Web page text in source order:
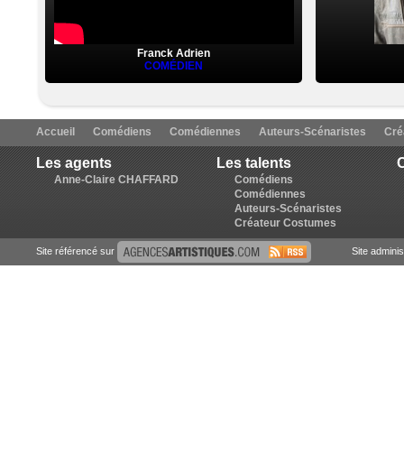
Franck Adrien
COMÉDIEN
Accueil Comédiens Comédiennes Auteurs-Scénaristes
Les agents
Anne-Claire CHAFFARD
Les talents
Comédiens
Comédiennes
Auteurs-Scénaristes
Créateur Costumes
Site référencé sur Site